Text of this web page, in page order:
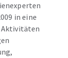
in eine
Aktivitäten